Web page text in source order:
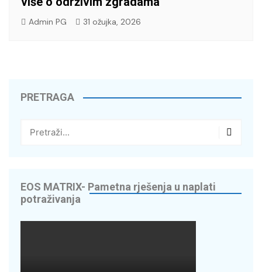
Admin PG 31 ožujka, 2026
PRETRAGA
EOS MATRIX- Pametna rješenja u naplati
potraživanja